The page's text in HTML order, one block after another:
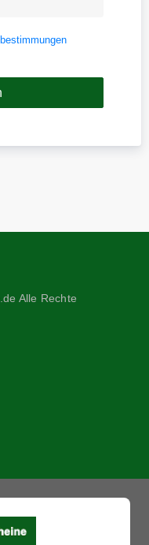
Alle Rechte